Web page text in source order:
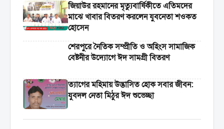
জিয়াউর রহমানের মৃত্যুবার্ষিকীতে এতিমদের
মাঝে খাবার বিতরণ করলেন যুবনেতা শওকত
হোসেন
শেরপুরে নৈতিক সম্প্রীতি ও অহিংস সামাজিক
বেষ্টনীর উদ্যোগে ঈদ সামগ্রী বিতরণ
‎ত্যাগের মহিমায় উদ্ভাসিত হোক সবার জীবন:
যুবদল নেতা মিঠুর ঈদ শুভেচ্ছা